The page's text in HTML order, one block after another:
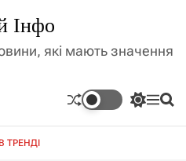
Інфо
які мають значення
П
М П
В ТРЕНДІ